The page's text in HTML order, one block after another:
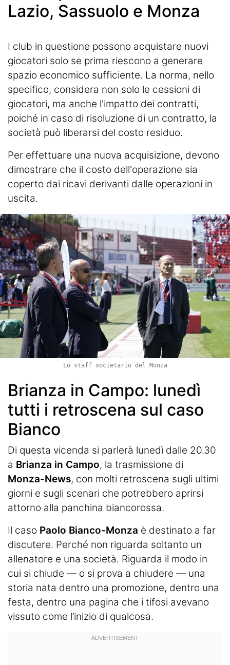
Lazio, Sassuolo e Monza
I club in questione possono acquistare nuovi
giocatori solo se prima riescono a generare
spazio economico sufficiente. La norma, nello
specifico, considera non solo le cessioni di
giocatori, ma anche l'impatto dei contratti,
poiché in caso di risoluzione di un contratto, la
società può liberarsi del costo residuo.
Per effettuare una nuova acquisizione, devono
dimostrare che il costo dell'operazione sia
coperto dai ricavi derivanti dalle operazioni in
uscita.
Lo staff societario del Monza
Brianza in Campo: lunedì
tutti i retroscena sul caso
Bianco
Di questa vicenda si parlerà lunedì dalle 20.30
a Brianza in Campo, la trasmissione di
Monza-News, con molti retroscena sugli ultimi
giorni e sugli scenari che potrebbero aprirsi
attorno alla panchina biancorossa.
Il caso Paolo Bianco-Monza è destinato a far
discutere. Perché non riguarda soltanto un
allenatore e una società. Riguarda il modo in
cui si chiude — o si prova a chiudere — una
storia nata dentro una promozione, dentro una
festa, dentro una pagina che i tifosi avevano
vissuto come l’inizio di qualcosa.